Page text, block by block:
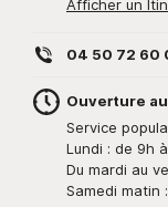
Afficher un
04 50 72 60
Ouverture
Service
Lundi : de 9h
Du mardi au
Samedi matin